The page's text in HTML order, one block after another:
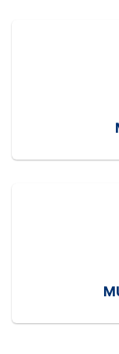
Sự thành công
năng lực và
Pháp lý
Khía cạnh
việc đảm bảo
giúp dự án
cường niềm tin
Giấy chứng